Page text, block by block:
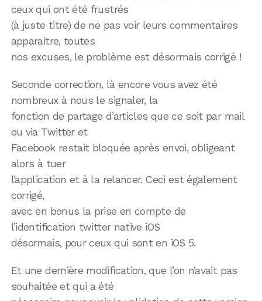
ceux qui ont été frustrés
(à juste titre) de ne pas voir leurs commentaires
apparaitre, toutes
nos excuses, le problème est désormais corrigé !
Seconde correction, là encore vous avez été
nombreux à nous le signaler, la
fonction de partage d’articles que ce soit par mail
ou via Twitter et
Facebook restait bloquée après envoi, obligeant
alors à tuer
l’application et à la relancer. Ceci est également
corrigé,
avec en bonus la prise en compte de
l’identification twitter native iOS
désormais, pour ceux qui sont en iOS 5.
Et une dernière modification, que l’on n’avait pas
souhaitée et qui a été